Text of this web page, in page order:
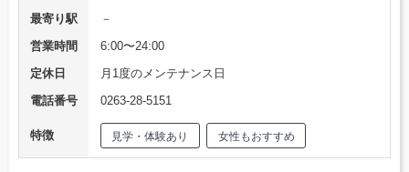
最寄り駅
－
営業時間
6:00〜24:00
定休日
月1度のメンテナンス日
電話番号
0263-28-5151
特徴 見学・体験あり 女性もおすすめ